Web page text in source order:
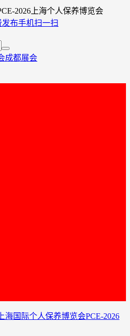
2026上海个人保养博览会
发布手机扫一扫
成都展会
上海国际个人保养博览会PCE-2026